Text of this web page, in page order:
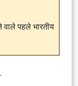
पहले भारतीय